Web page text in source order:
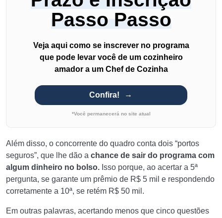
Passo Passo
Veja aqui como se inscrever no programa
que pode levar você de um cozinheiro
amador a um Chef de Cozinha
Confira!
*Você permanecerá no site atual
Além disso, o concorrente do quadro conta dois “portos
seguros”, que lhe dão a chance de sair do programa com
algum dinheiro no bolso. Isso porque, ao acertar a 5ª
pergunta, se garante um prêmio de R$ 5 mil e respondendo
corretamente a 10ª, se retém R$ 50 mil.
Em outras palavras, acertando menos que cinco questões